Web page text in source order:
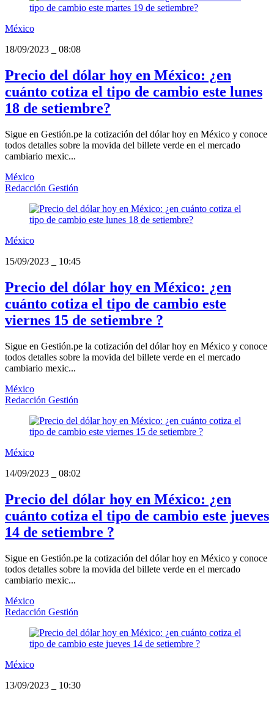
México
18/09/2023
08:08
Precio del dólar hoy en México: ¿en
cuánto cotiza el tipo de cambio este lunes
18 de setiembre?
Sigue en Gestión.pe la cotización del dólar hoy en México y conoce
todos detalles sobre la movida del billete verde en el mercado
cambiario mexic...
México
Redacción Gestión
México
15/09/2023
10:45
Precio del dólar hoy en México: ¿en
cuánto cotiza el tipo de cambio este
viernes 15 de setiembre ?
Sigue en Gestión.pe la cotización del dólar hoy en México y conoce
todos detalles sobre la movida del billete verde en el mercado
cambiario mexic...
México
Redacción Gestión
México
14/09/2023
08:02
Precio del dólar hoy en México: ¿en
cuánto cotiza el tipo de cambio este jueves
14 de setiembre ?
Sigue en Gestión.pe la cotización del dólar hoy en México y conoce
todos detalles sobre la movida del billete verde en el mercado
cambiario mexic...
México
Redacción Gestión
México
13/09/2023
10:30